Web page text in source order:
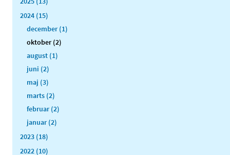
2024 (15)
december (1)
oktober (2)
august (1)
juni (2)
maj (3)
marts (2)
februar (2)
januar (2)
2023 (18)
2022 (10)